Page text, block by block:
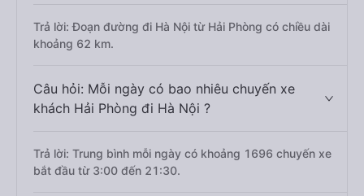
Trả lời: Đoạn đường đi Hà Nội từ Hải Phòng có chiều dài
khoảng 62 km.
Câu hỏi: Mỗi ngày có bao nhiêu chuyến xe
khách Hải Phòng đi Hà Nội ?
Trả lời: Trung bình mỗi ngày có khoảng 1696 chuyến xe
bắt đầu từ 3:00 đến 21:30.